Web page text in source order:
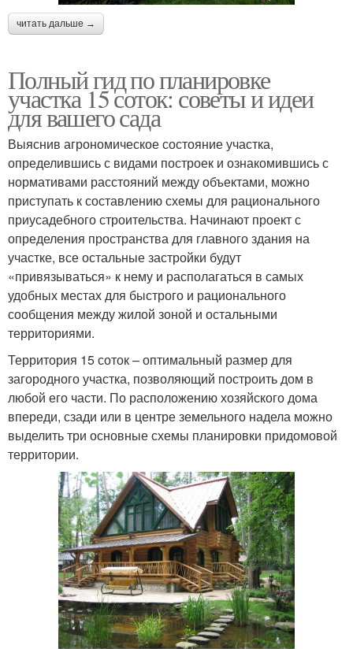
читать дальше →
Полный гид по планировке
участка 15 соток: советы и идеи
для вашего сада
Выяснив агрономическое состояние участка,
определившись с видами построек и ознакомившись с
нормативами расстояний между объектами, можно
приступать к составлению схемы для рационального
приусадебного строительства. Начинают проект с
определения пространства для главного здания на
участке, все остальные застройки будут
«привязываться» к нему и располагаться в самых
удобных местах для быстрого и рационального
сообщения между жилой зоной и остальными
территориями.
Территория 15 соток – оптимальный размер для
загородного участка, позволяющий построить дом в
любой его части. По расположению хозяйского дома
впереди, сзади или в центре земельного надела можно
выделить три основные схемы планировки придомовой
территории.